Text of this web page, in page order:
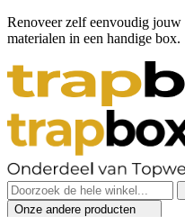
Renoveer zelf eenvoudig
materialen in een handige box.
Onze andere producten